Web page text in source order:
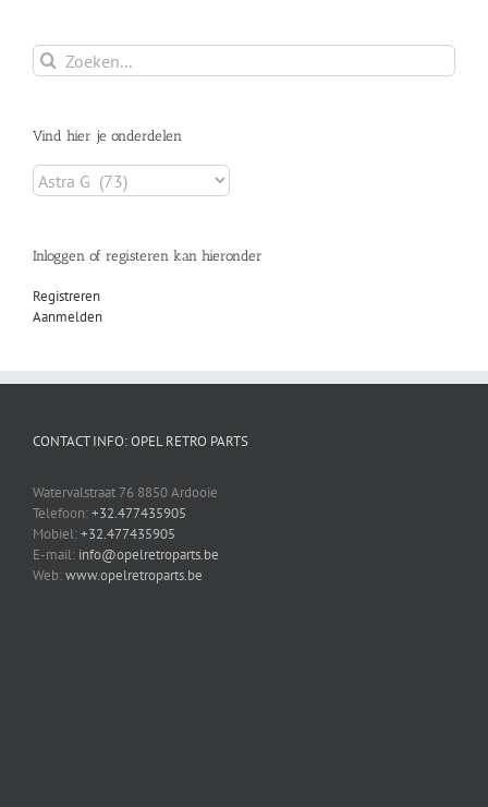
Zoeken
naar:
Vind hier je onderdelen
Inloggen of registeren kan hieronder
Registreren
Aanmelden
CONTACT INFO: OPEL RETRO PARTS
Watervalstraat 76 8850 Ardooie
Telefoon:+32.477435905
Mobiel:+32.477435905
E-mail: info@opelretroparts.be
Web:www.opelretroparts.be